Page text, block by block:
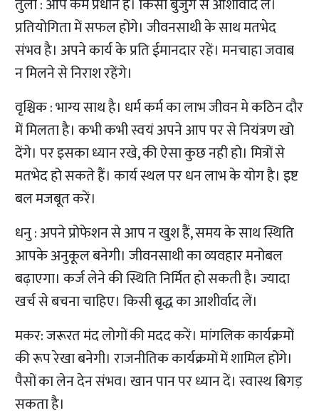
तुला : आप कर्म प्रधान हैं। किसी बुजुर्ग से आशीर्वाद लें।
प्रतियोगिता में सफल होंगे। जीवनसाथी के साथ मतभेद
संभव है। अपने कार्य के प्रति ईमानदार रहें। मनचाहा जवाब
न मिलने से निराश रहेंगे।
वृश्चिक : भाग्य साथ है। धर्म कर्म का लाभ जीवन मे कठिन दौर
में मिलता है। कभी कभी स्वयं अपने आप पर से नियंत्रण खो
देंगे। पर इसका ध्यान रखे, की ऐसा कुछ नही हो। मित्रों से
मतभेद हो सकते हैं। कार्य स्थल पर धन लाभ के योग है। इष्ट
बल मजबूत करें।
धनु : अपने प्रोफेशन से आप न खुश हैं, समय के साथ स्थिति
आपके अनुकूल बनेगी। जीवनसाथी का व्यवहार मनोबल
बढ़ाएगा। कर्ज लेने की स्थिति निर्मित हो सकती है। ज्यादा
खर्च से बचना चाहिए। किसी बृद्ध का आशीर्वाद लें।
मकर: जरूरत मंद लोगों की मदद करें। मांगलिक कार्यक्रमों
की रूप रेखा बनेगी। राजनीतिक कार्यक्रमों में शामिल होंगे।
पैसों का लेन देन संभव। खान पान पर ध्यान दें। स्वास्थ बिगड़
सकता है।